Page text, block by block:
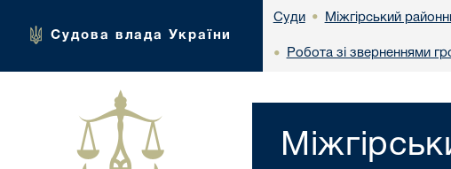
Судова влада України
Суди • Міжгірський
• Робота зі зверненнями